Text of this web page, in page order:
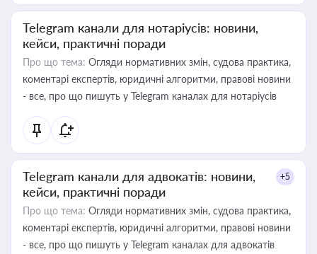
Telegram канали для нотаріусів: новини,
кейси, практичні поради
Про що тема: Огляди нормативних змін, судова практика,
коментарі експертів, юридичні алгоритми, правові новини
- все, про що пишуть у Telegram каналах для нотаріусів
Telegram канали для адвокатів: новини,
кейси, практичні поради
+5
Про що тема: Огляди нормативних змін, судова практика,
коментарі експертів, юридичні алгоритми, правові новини
- все, про що пишуть у Telegram каналах для адвокатів